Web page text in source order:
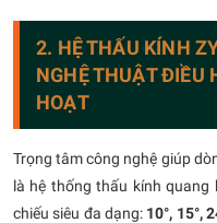
2. HỆ THẤU KÍNH
NGHỆ THUẬT ĐIỀU
HOẠT
Trọng tâm công nghệ giúp
là hệ thống thấu kính quang
chiếu siêu đa dạng: 10°, 15°,